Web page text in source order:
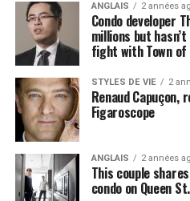
ANGLAIS 2 années
Condo developer
millions but
fight with Town of
STYLES DE VIE 2
Renaud Capuçon,
Figaroscope
ANGLAIS 2 années
This couple
condo on Queen